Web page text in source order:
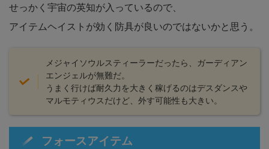
せっかく宇宙の英知が入っているので、
アイテムヘイストが効く防具が良いのではないかと思う。
メジャイソウルスティーラーだったら、ガーディアン
エンジェルが無難だ。
うまく行けば耐久力を大きく稼げるのはデスダンスや
マルモティウスだけど、外す可能性も大きい。
フォースアイテム